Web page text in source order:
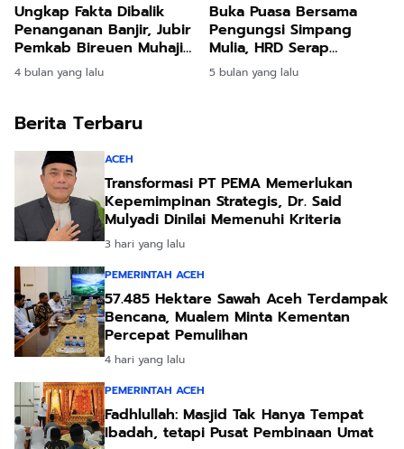
Ungkap Fakta Dibalik
Penanganan Banjir, Jubir
Pemkab Bireuen Muhajir
Juli: Silahkan Uji melalui
Class Action
4 bulan yang lalu
Buka Puasa Bersama
Pengungsi Simpang
Mulia, HRD Serap
Aspirasi: Jembatan
Gantung dan Jalan Jadi
5 bulan yang lalu
Berita Terbaru
ACEH
Transformasi PT PEMA Memerlukan
Kepemimpinan Strategis, Dr. Said
Mulyadi Dinilai Memenuhi Kriteria
3 hari yang lalu
PEMERINTAH ACEH
57.485 Hektare Sawah Aceh Terdampak
Bencana, Mualem Minta Kementan
Percepat Pemulihan
4 hari yang lalu
PEMERINTAH ACEH
Fadhlullah: Masjid Tak Hanya Tempat
Ibadah, tetapi Pusat Pembinaan Umat